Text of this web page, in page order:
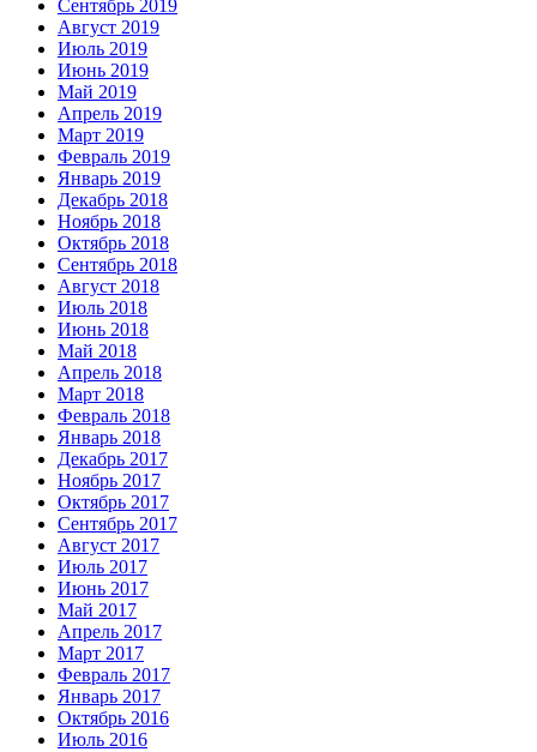
Сентябрь 2019
Август 2019
Июль 2019
Июнь 2019
Май 2019
Апрель 2019
Март 2019
Февраль 2019
Январь 2019
Декабрь 2018
Ноябрь 2018
Октябрь 2018
Сентябрь 2018
Август 2018
Июль 2018
Июнь 2018
Май 2018
Апрель 2018
Март 2018
Февраль 2018
Январь 2018
Декабрь 2017
Ноябрь 2017
Октябрь 2017
Сентябрь 2017
Август 2017
Июль 2017
Июнь 2017
Май 2017
Апрель 2017
Март 2017
Февраль 2017
Январь 2017
Октябрь 2016
Июль 2016